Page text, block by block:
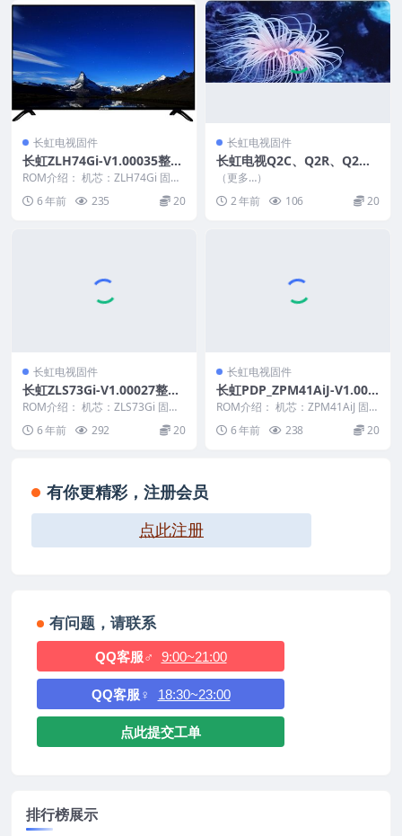
长虹电视固件
长虹ZLH74Gi-V1.00035整机
原厂刷机固件下载
ROM介绍： 机芯：ZLH74Gi 固件
版本：V1.00035 适用机型：请以
机...6 年前 235 20
长虹电视固件
长虹电视Q2C、Q2R、Q2
N、Q2EU、Q2FU_ZLM60Hi
S2-V2.00042U盘刷机固件
（更多…）
2 年前
106 20
长虹电视固件
长虹ZLS73Gi-V1.00027整机
原厂刷机固件下载
ROM介绍： 机芯：ZLS73Gi 固件
版本：V1.00027 适用机型：请以
机...6 年前 292 20
长虹电视固件
长虹PDP_ZPM41AiJ-V1.002
01整机原厂刷机固件下载
ROM介绍： 机芯：ZPM41AiJ 固件
版本：V1.00201 适用机型：请
以...6 年前 238 20
有你更精彩，注册会员
点此注册
有问题，请联系
QQ客服♂ 9:00~21:00
QQ客服♀ 18:30~23:00
点此提交工单
排行榜展示